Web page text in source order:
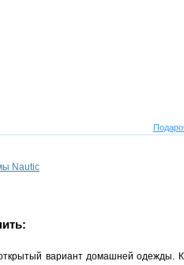
Nautic
вариант домашней одежды.